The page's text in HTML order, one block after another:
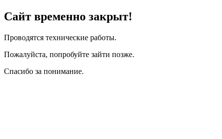
Сайт временно закрыт!
Проводятся технические работы.
Пожалуйста, попробуйте зайти позже.
Спасибо за понимание.